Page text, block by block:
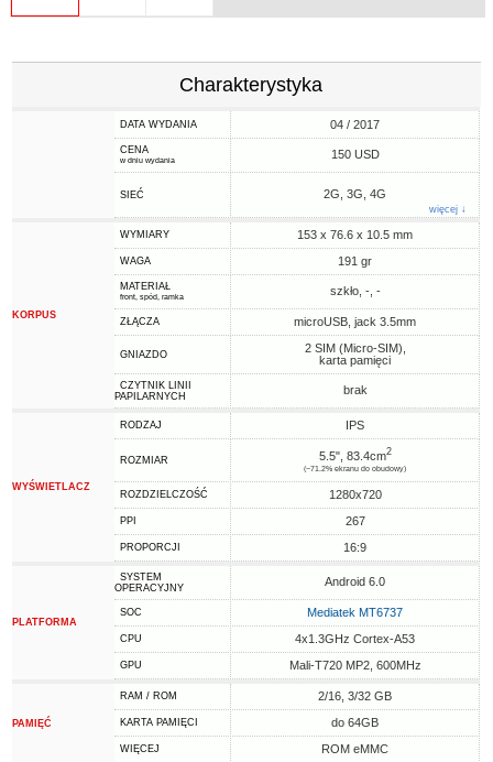
Charakterystyka
DATA WYDANIA 04 / 2017
CENA
w dniu wydania 150 USD
SIEĆ 2G, 3G, 4G
więcej ↓
KORPUS
WYMIARY 153 x 76.6 x 10.5 mm
WAGA 191 gr
MATERIAŁ
front, spód, ramka szkło, -, -
ZŁĄCZA microUSB, jack 3.5mm
GNIAZDO
2 SIM (Micro-SIM),
karta pamięci
CZYTNIK LINII
PAPILARNYCH
brak
WYŚWIETLACZ
RODZAJ IPS
ROZMIAR 5.5", 83.4cm2
(~71.2% ekranu do obudowy)
ROZDZIELCZOŚĆ 1280x720
PPI 267
PROPORCJI 16:9
PLATFORMA
SYSTEM
OPERACYJNY
Android 6.0
SOC Mediatek MT6737
CPU 4x1.3GHz Cortex-A53
GPU Mali-T720 MP2, 600MHz
PAMIĘĆ
RAM / ROM 2/16, 3/32 GB
KARTA PAMIĘCI do 64GB
WIĘCEJ ROM eMMC